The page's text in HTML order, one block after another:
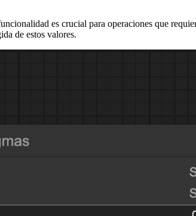
es crucial para operaciones que
de estos valores.